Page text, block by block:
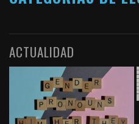
ACTUALIDAD